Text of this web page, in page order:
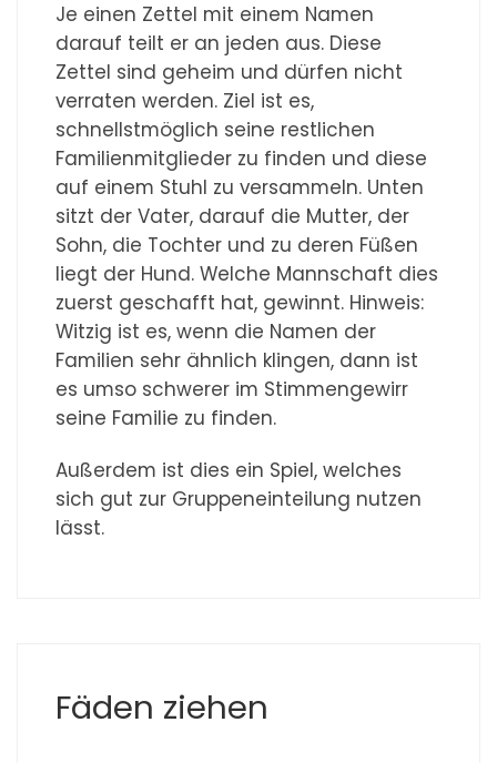
Je einen Zettel mit einem Namen
darauf teilt er an jeden aus. Diese
Zettel sind geheim und dürfen nicht
verraten werden. Ziel ist es,
schnellstmöglich seine restlichen
Familienmitglieder zu finden und diese
auf einem Stuhl zu versammeln. Unten
sitzt der Vater, darauf die Mutter, der
Sohn, die Tochter und zu deren Füßen
liegt der Hund. Welche Mannschaft dies
zuerst geschafft hat, gewinnt. Hinweis:
Witzig ist es, wenn die Namen der
Familien sehr ähnlich klingen, dann ist
es umso schwerer im Stimmengewirr
seine Familie zu finden.
Außerdem ist dies ein Spiel, welches
sich gut zur Gruppeneinteilung nutzen
lässt.
Fäden ziehen